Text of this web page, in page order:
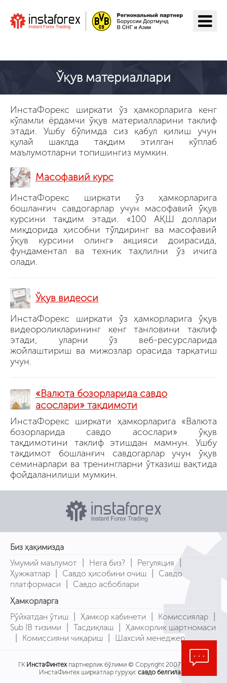
Ўқув материаллари
ИнстаФорекс ширкати ўз ҳамкорларига кенг
кўламли ёрдамчи ўқув материалларини таклиф
этади. Ушбу бўлимда сиз қабул қилиш учун
қулай шаклда тақдим этилган кўплаб
маълумотларни топишингиз мумкин.
Масофавий курс
ИнстаФорекс ширкати ўз ҳамкорларига
бошланғич савдогарлар учун масофавий ўқув
курсини тақдим этади. «100 АҚШ доллари
миқдорида ҳисобни тўлдиринг ва масофавий
ўқув курсини олинг» акцияси доирасида,
фундаментал ва техник таҳлилни ўз ичига
олади.
Ўқув видеоси
ИнстаФорекс ширкати ўз ҳамкорларига ўқув
видеороликларининг кенг танловини таклиф
этади, уларни ўз веб-ресурсларида
жойлаштириш ва мижозлар орасида тарқатиш
учун.
«Валюта бозорларида савдо
асослари» тақдимоти
ИнстаФорекс ширкати ҳамкорларига «Валюта
бозорларида савдо асослари» ўқув
тақдимотини таклиф этишдан мамнун. Ушбу
тақдимот бошланғич савдогарлар учун ўқув
семинарлари ва тренингларни ўтказиш вақтида
фойдаланилиши мумкин.
Биз ҳақимизда
Умумий маълумот
| Нега биз? | Регуляция |
Ҳужжатлар | Савдо ҳисобини очиш |
Савдо
платформаси
|
Савдо асбоблари
Ҳамкорларга
Рўйхатдан ўтиш
| Ҳамкор кабинети | Комиссиялар |
Sub IB тизими | Тасдиқлаш | Ҳамкорлик шартномаси
| Комиссияни чиқариш | Шахсий менеджер
ГК ИнстаФинтех партнерлик бўлими © Copyright 2007-2026
ИнстаФинтех ширкатлар гуруҳи: савдо белгилари